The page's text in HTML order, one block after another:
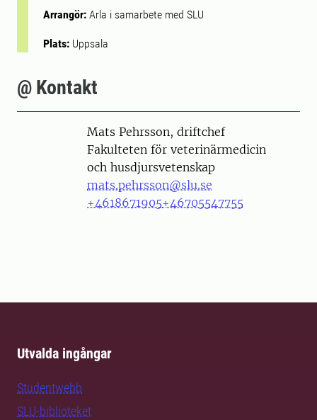
Arrangör: Arla i samarbete med SLU
Plats: Uppsala
@ Kontakt
PersonMats Pehrsson, driftchef
Fakulteten för veterinärmedicin
och husdjursvetenskap
mats.pehrsson@slu.se
+4618671905+46705547755
Utvalda ingångar
Studentwebb
SLU-biblioteket